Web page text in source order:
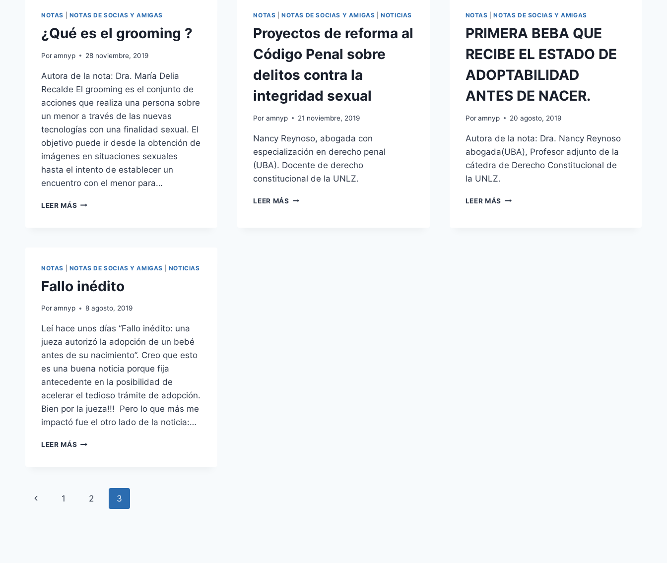
NOTAS NOTAS DE SOCIAS Y AMIGAS
¿Qué es el grooming ?
Poramnyp 28 noviembre, 2019
Autora de la nota: Dra. María Delia
Recalde El grooming es el conjunto de
acciones que realiza una persona sobre
un menor a través de las nuevas
tecnologías con una finalidad sexual. El
objetivo puede ir desde la obtención de
imágenes en situaciones sexuales
hasta el intento de establecer un
encuentro con el menor para…
LEER MÁS ¿QUÉ
NOTAS |NOTAS DE SOCIAS Y AMIGAS |NOTICIAS
Proyectos de reforma al
Código Penal sobre
delitos contra la
integridad sexual
Por amnyp 21 noviembre, 2019
Nancy Reynoso, abogada con
especialización en derecho penal
(UBA). Docente de derecho
constitucional de la UNLZ.
LEER MÁS PROYECTOS
NOTAS |NOTAS DE SOCIAS Y AMIGAS
PRIMERA BEBA QUE
RECIBE EL ESTADO DE
ADOPTABILIDAD
ANTES DE NACER.
Por amnyp 20 agosto, 2019
Autora de la nota: Dra. Nancy Reynoso
abogada(UBA), Profesor adjunto de la
cátedra de Derecho Constitucional de
la UNLZ.
LEER MÁS PRIMERA
NOTAS NOTAS DE SOCIAS Y AMIGAS NOTICIAS
Fallo inédito
Poramnyp 8 agosto, 2019
Leí hace unos días “Fallo inédito: una
jueza autorizó la adopción de un bebé
antes de su nacimiento”. Creo que esto
es una buena noticia porque fija
antecedente en la posibilidad de
acelerar el tedioso trámite de adopción.
Bien por la jueza!!! Pero lo que más me
impactó fue el otro lado de la noticia:…
LEER MÁS FALLO
Navegación
Página
1 2 3